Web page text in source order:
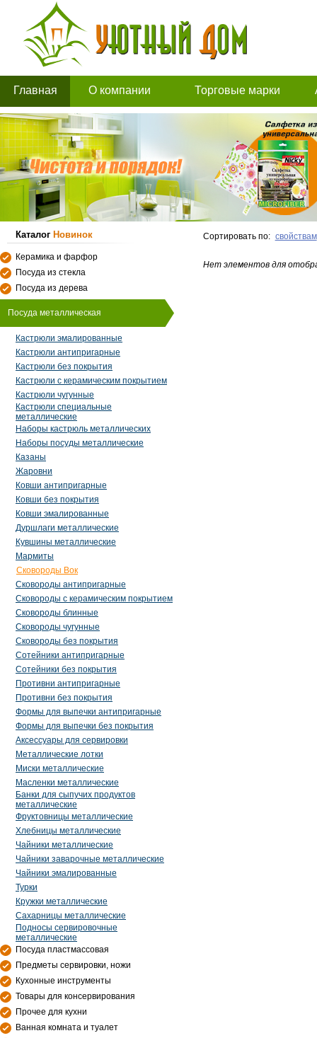
Главная О компании Торговые марки
Каталог Новинок
Керамика и фарфор
Посуда из стекла
Посуда из дерева
Посуда металлическая
Кастрюли эмалированные
Кастрюли антипригарные
Кастрюли без покрытия
Кастрюли с керамическим покрытием
Кастрюли чугунные
Кастрюли специальные
металлические
Наборы кастрюль металлических
Наборы посуды металлические
Казаны
Жаровни
Ковши антипригарные
Ковши без покрытия
Ковши эмалированные
Дуршлаги металлические
Кувшины металлические
Мармиты
Сковороды Вок
Сковороды антипригарные
Сковороды с керамическим покрытием
Сковороды блинные
Сковороды чугунные
Сковороды без покрытия
Сотейники антипригарные
Сотейники без покрытия
Противни антипригарные
Противни без покрытия
Формы для выпечки антипригарные
Формы для выпечки без покрытия
Аксессуары для сервировки
Металлические лотки
Миски металлические
Масленки металлические
Банки для сыпучих продуктов
металлические
Фруктовницы металлические
Хлебницы металлические
Чайники металлические
Чайники заварочные металлические
Чайники эмалированные
Турки
Кружки металлические
Сахарницы металлические
Подносы сервировочные
металлические
Посуда пластмассовая
Предметы сервировки, ножи
Кухонные инструменты
Товары для консервирования
Прочее для кухни
Ванная комната и туалет
Сортировать по: свойствам
Нет элементов для